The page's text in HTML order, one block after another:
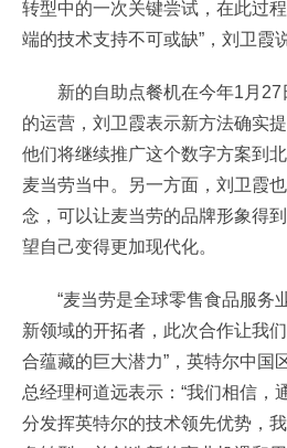
转型中的一次关键尝试，在此过
端的技术支持不可或缺”，刘卫霞
新的自助点餐机在今年1月27
的运营，刘卫霞表示新方法确实
他们将继续推广这个数字方案到
麦当劳当中。另一方面，刘卫霞
念，可以让麦当劳的品牌形象得
望自己变得更加现代化。
“麦当劳是全球零售食品服务
新领域的开拓者，此次合作让我
合蕴藏的巨大潜力”，英特尔中国
总经理柯道远表示：“我们相信，
分发挥英特尔的技术领先优势，